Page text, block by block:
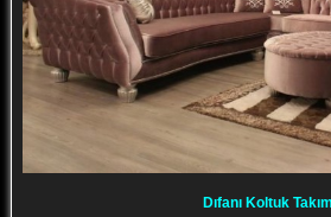
Dıfanı Koltuk